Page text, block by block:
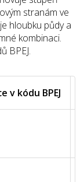
stranám ve
hloubku půdy a
kombinaci.
BPEJ.
v kódu BPEJ